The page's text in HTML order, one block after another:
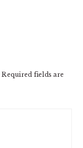
Required fields are